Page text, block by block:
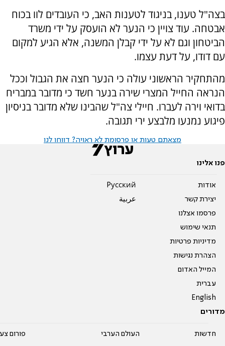
בצה"ל טענו, בניגוד לטענות האב, כי העובדים לוו בכוח
אבטחה. עוד צויין כי הנער לא הועסק על ידי משרד
הביטחון וגם לא על ידי קבלן המשנה, אלא הגיע למקום
עם דודו, על דעת עצמו.
מהתחקיר הראשוני עולה כי הנער חצה את הגבול וככל
הנראה החייל המצרי שירה בנער חשד כי מדובר במבריח
בדואי וירה לעברו. חיילי צה"ל שהבינו שלא מדובר בניסיון
פיגוע נמנעו מלבצע ירי תגובה.
מצאתם טעות או פרסומת לא ראויה? דווחו לנו
פנו אלינו
אודות
יצירת קשר
פרסמו אצלנו
תנאי שימוש
מדיניות פרטיות
הצהרת נגישות
המייל האדום
עברית
English
Pусский
عربية
מדורים
חדשות
העולם הערבי
פורום